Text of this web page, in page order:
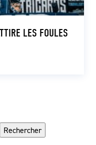
LES FOULES
Rechercher